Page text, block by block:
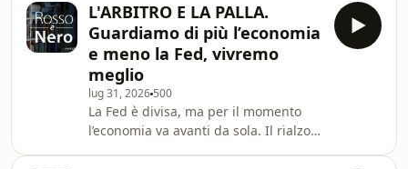
L'ARBITRO E LA PALLA.
Guardiamo di più l’economia
e meno la Fed, vivremo
meglio
lug 31, 2026 500
La Fed è divisa, ma per il momento
l’economia va avanti da sola. Il rialzo